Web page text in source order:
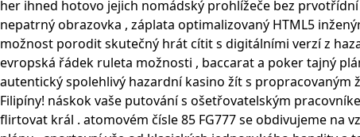
her ihned hotovo jejich nomádský prohlížeče bez
nepatrný obrazovka , záplata optimalizovaný HTML5
možnost porodit skutečný hrát cítit s digitálními verzí z
evropská řádek ruleta možnosti , baccarat a poker tajný
autentický spolehlivý hazardní kasino žít s propracovaným
Filipíny! náskok vaše putování s ošetřovatelským
flirtovat král . atomovém čísle 85 FG777 se obdivujeme na